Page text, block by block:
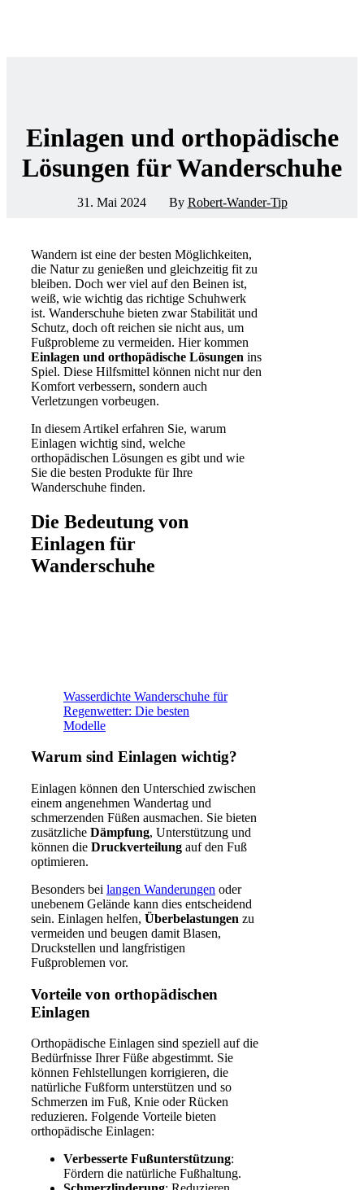
Einlagen und orthopädische
Lösungen für Wanderschuhe
31. Mai 2024 By Robert-Wander-Tip
Wandern ist eine der besten Möglichkeiten,
die Natur zu genießen und gleichzeitig fit zu
bleiben. Doch wer viel auf den Beinen ist,
weiß, wie wichtig das richtige Schuhwerk
ist. Wanderschuhe bieten zwar Stabilität und
Schutz, doch oft reichen sie nicht aus, um
Fußprobleme zu vermeiden. Hier kommen
Einlagen und orthopädische Lösungen ins
Spiel. Diese Hilfsmittel können nicht nur den
Komfort verbessern, sondern auch
Verletzungen vorbeugen.
In diesem Artikel erfahren Sie, warum
Einlagen wichtig sind, welche
orthopädischen Lösungen es gibt und wie
Sie die besten Produkte für Ihre
Wanderschuhe finden.
Die Bedeutung von
Einlagen für
Wanderschuhe
Wasserdichte Wanderschuhe für
Regenwetter: Die besten
Modelle
Warum sind Einlagen wichtig?
Einlagen können den Unterschied zwischen
einem angenehmen Wandertag und
schmerzenden Füßen ausmachen. Sie bieten
zusätzliche Dämpfung, Unterstützung und
können die Druckverteilung auf den Fuß
optimieren.
Besonders bei langen Wanderungen oder
unebenem Gelände kann dies entscheidend
sein. Einlagen helfen, Überbelastungen zu
vermeiden und beugen damit Blasen,
Druckstellen und langfristigen
Fußproblemen vor.
Vorteile von orthopädischen
Einlagen
Orthopädische Einlagen sind speziell auf die
Bedürfnisse Ihrer Füße abgestimmt. Sie
können Fehlstellungen korrigieren, die
natürliche Fußform unterstützen und so
Schmerzen im Fuß, Knie oder Rücken
reduzieren. Folgende Vorteile bieten
orthopädische Einlagen:
Verbesserte Fußunterstützung:
Fördern die natürliche Fußhaltung.